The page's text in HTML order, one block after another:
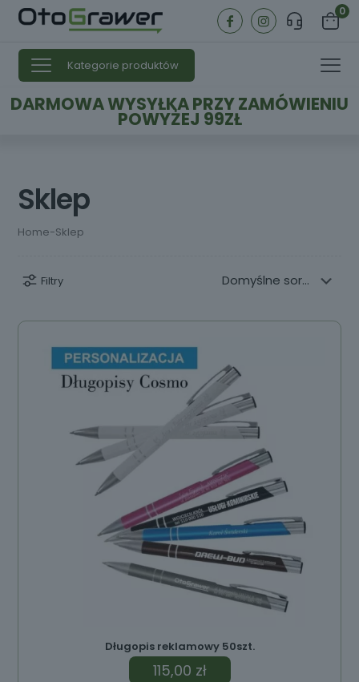
0
Kategorie produktów
DARMOWA WYSYŁKA PRZY ZAMÓWIENIU
POWYŻEJ 99ZŁ
Sklep
Home-Sklep
Filtry
Długopis reklamowy 50szt.
115,00 zł